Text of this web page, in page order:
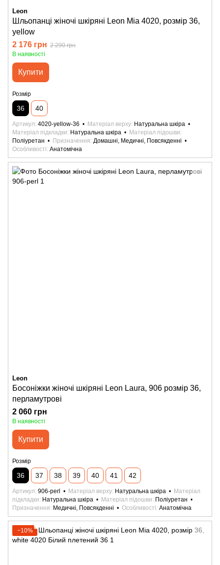
Leon
Шльопанці жіночі шкіряні Leon Mia 4020, розмір 36,
yellow
2 176 грн 2 290 грн
В наявності
Купити
Розмір
36 40
Артикул 4020-yellow-36 Матеріал верху Натуральна шкіра
Матеріал підкладки
Натуральна шкіра
Матеріал підошви
Поліуретан
Призначення Домашні, Медичні, Повсякденні
Особливості Анатомічна
Leon
Босоніжки жіночі шкіряні Leon Laura, 906 розмір 36,
перламутрові
2 060 грн
В наявності
Купити
Розмір
36 37 38 39 40 41 42
Артикул 906-perl Матеріал верху Натуральна шкіра
Матеріал
підкладки
Натуральна шкіра Матеріал підошви
Поліуретан
Призначення
Медичні, Повсякденні Особливості Анатомічна
−10%